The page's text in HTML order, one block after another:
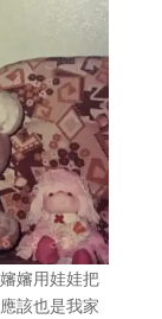
嬸用娃娃把
該也是我家